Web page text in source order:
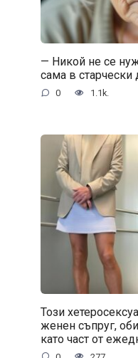
— Никой не се
сама в старчески
0 1.1k.
Този
женен съпруг,
като част от